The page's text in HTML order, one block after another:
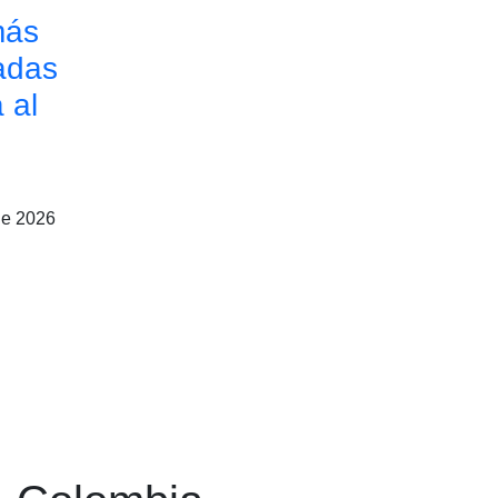
al
2026